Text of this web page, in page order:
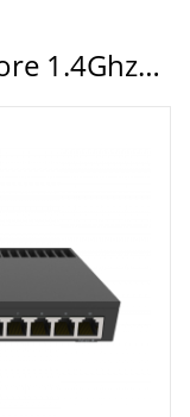
1.4Ghz
MikroTik |
|